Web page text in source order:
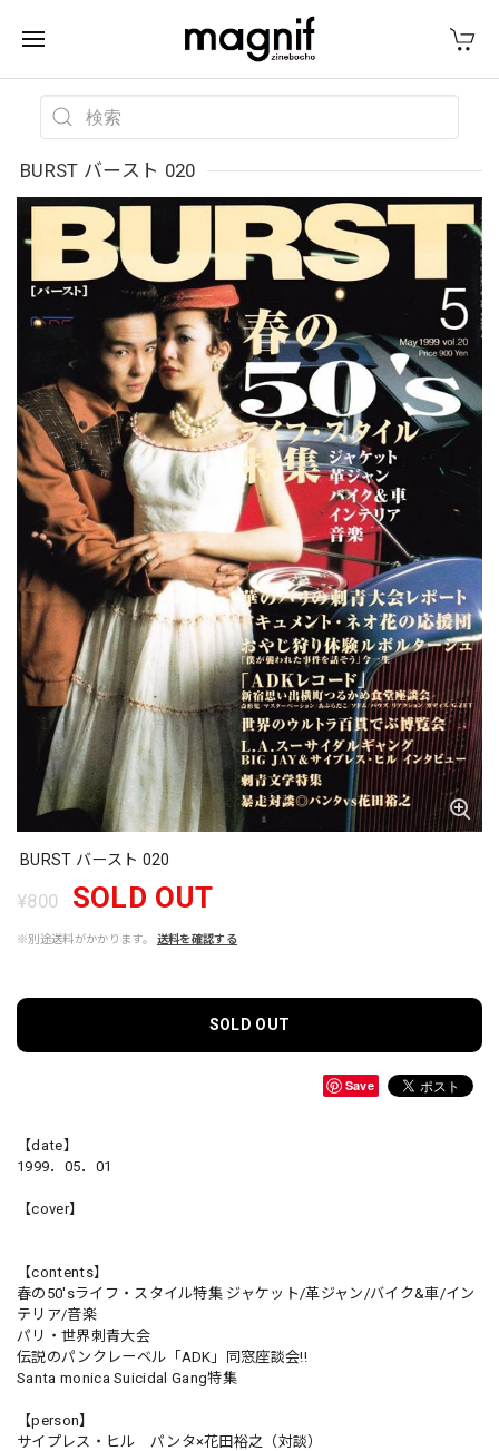
BURST バースト 020
BURST バースト 020
¥800 SOLD OUT
※別途送料がかかります。 送料を確認する
SOLD OUT
Save
【date】
1999．05．01
【cover】
【contents】
春の50'sライフ・スタイル特集 ジャケット/革ジャン/バイク&車/イン
テリア/音楽
パリ・世界刺青大会
伝説のパンクレーベル「ADK」同窓座談会!!
Santa monica Suicidal Gang特集
【person】
サイプレス・ヒル パンタ×花田裕之（対談）